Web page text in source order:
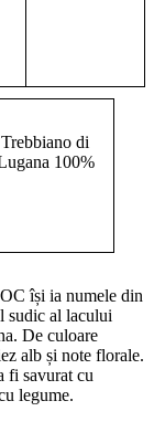
Trebbiano di
100%
își ia numele din
sudic al lacului
De culoare
alb și note florale.
fi savurat cu
legume.